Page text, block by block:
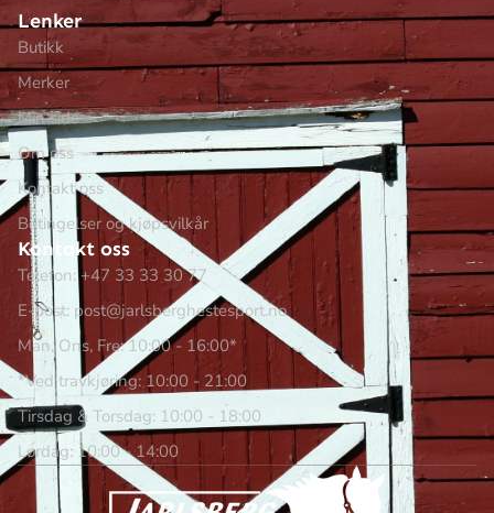
Lenker
Butikk
Merker
Min side
Om oss
Kontakt oss
Betingelser og kjøpsvilkår
Kontakt oss
Telefon: +47 33 33 30 77
E-post: post@jarlsberghestesport.no
Man, Ons, Fre: 10:00 - 16:00*
*Ved travkjøring: 10:00 - 21:00
Tirsdag & Torsdag: 10:00 - 18:00
Lørdag: 10:00 - 14:00